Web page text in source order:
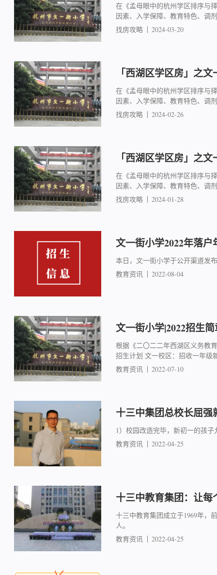
在《孟母眼中的杭州学区排序与
因素、入学保障、教育特色、调
找房攻略
2024-03-20
「西湖区学区房」之
在《孟母眼中的杭州学区排序与
因素、入学保障、教育特色、调
找房攻略
2024-02-26
「西湖区学区房」之
在《孟母眼中的杭州学区排序与
因素、入学保障、教育特色、调
找房攻略
2024-01-28
文一街小学2022年落
本日，文一街小学于公开渠道发
教育资讯
2022-08-04
文一街小学|2022招生
根据《二〇二二年西湖区义务教
招生计划 文一校区：招收一年级
教育资讯
2022-07-10
十三中集团总校长屈
1）校园改造完毕，新初一的孩
教育资讯
2022-04-25
十三中教育集团：让
十三中教育集团成立于1969年，
人。
教育资讯
2022-04-25